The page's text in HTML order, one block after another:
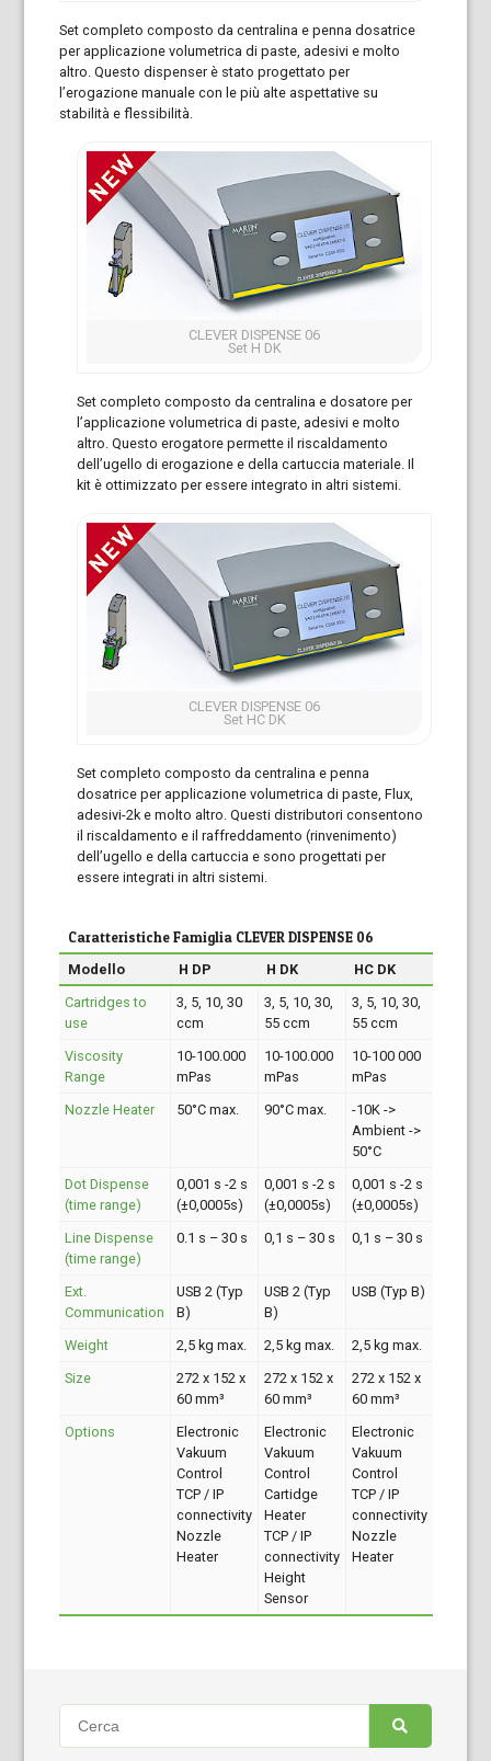
Set completo composto da centralina e penna dosatrice
per applicazione volumetrica di paste, adesivi e molto
altro. Questo dispenser è stato progettato per
l’erogazione manuale con le più alte aspettative su
stabilità e flessibilità.
CLEVER DISPENSE 06
Set H DK
Set completo composto da centralina e dosatore per
l’applicazione volumetrica di paste, adesivi e molto
altro. Questo erogatore permette il riscaldamento
dell’ugello di erogazione e della cartuccia materiale. Il
kit è ottimizzato per essere integrato in altri sistemi.
CLEVER DISPENSE 06
Set HC DK
Set completo composto da centralina e penna
dosatrice per applicazione volumetrica di paste, Flux,
adesivi-2k e molto altro. Questi distributori consentono
il riscaldamento e il raffreddamento (rinvenimento)
dell’ugello e della cartuccia e sono progettati per
essere integrati in altri sistemi.
Caratteristiche Famiglia CLEVER DISPENSE 06
Modello
H DP H DK
HC DK
Cartridges to
use
3, 5, 10, 30
ccm
3, 5, 10, 30,
55 ccm
3, 5, 10, 30,
55 ccm
Viscosity
Range
10-100.000
mPas
10-100.000
mPas
10-100 000
mPas
Nozzle Heater
50°C max. 90°C max.
-10K ->
Ambient ->
50°C
Dot Dispense
(time range)
0,001 s -2 s
(±0,0005s)
0,001 s -2 s
(±0,0005s)
0,001 s -2 s
(±0,0005s)
Line Dispense
(time range)
0.1 s – 30 s 0,1 s – 30 s 0,1 s – 30 s
Ext.
Communication
USB 2 (Typ
B)
USB 2 (Typ
B)
USB (Typ B)
Weight 2,5 kg max. 2,5 kg max.
2,5 kg max.
Size
272 x 152 x
60 mm³
272 x 152 x
60 mm³
272 x 152 x
60 mm³
Options
Electronic
Vakuum
Control
TCP / IP
connectivity
Nozzle
Heater
Electronic
Vakuum
Control
Cartidge
Heater
TCP / IP
connectivity
Height
Sensor
Electronic
Vakuum
Control
TCP / IP
connectivity
Nozzle
Heater